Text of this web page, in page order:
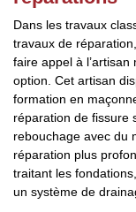
Dans les travaux
travaux de
faire appel à
option. Cet artisan
formation en
réparation de fissure
rebouchage avec du
réparation plus
traitant les
un système de